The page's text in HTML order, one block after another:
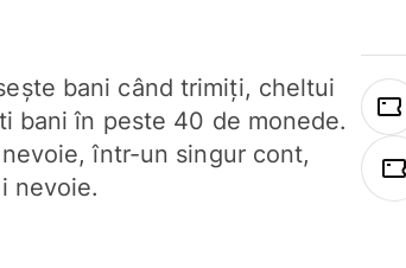
bani când trimiți, cheltui
bani în peste 40 de monede.
într-un singur cont,
nevoie.